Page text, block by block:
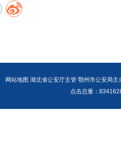
网站地图 湖北省公安厅主管 鄂州市公安局
点击总量：